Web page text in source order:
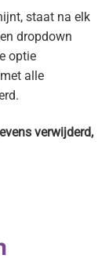
staat na elk
dropdown
optie
alle
verwijderd,